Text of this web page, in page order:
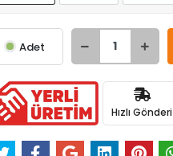
Adet
Hızlı Gönderi